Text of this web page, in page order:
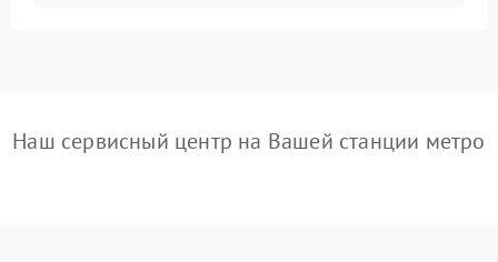
Наш сервисный центр на Вашей станции метро